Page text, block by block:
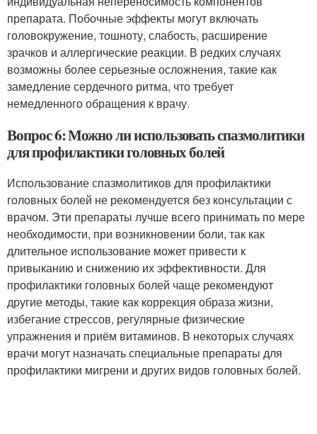
препарата. Побочные эффекты могут включать
головокружение, тошноту, слабость, расширение
зрачков и аллергические реакции. В редких случаях
возможны более серьезные осложнения, такие как
замедление сердечного ритма, что требует
немедленного обращения к врачу.
Вопрос 6: Можно ли использовать спазмолитики
для профилактики головных болей
Использование спазмолитиков для профилактики
головных болей не рекомендуется без консультации с
врачом. Эти препараты лучше всего принимать по мере
необходимости, при возникновении боли, так как
длительное использование может привести к
привыканию и снижению их эффективности. Для
профилактики головных болей чаще рекомендуют
другие методы, такие как коррекция образа жизни,
избегание стрессов, регулярные физические
упражнения и приём витаминов. В некоторых случаях
врачи могут назначать специальные препараты для
профилактики мигрени и других видов головных болей.